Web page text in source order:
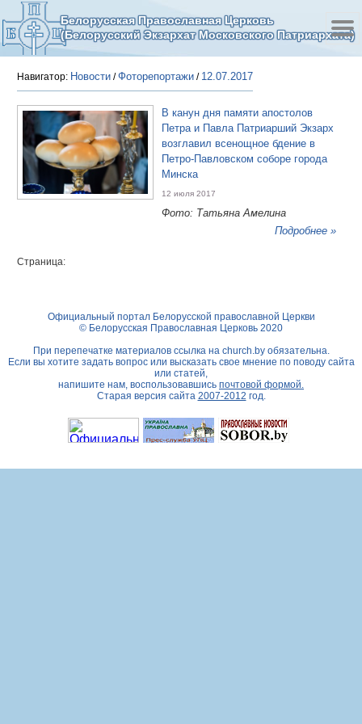
Белорусская Православная Церковь
(Белорусский Экзархат Московского Патриархата)
Навигатор: Новости /Фоторепортажи / 12.07.2017
В канун дня памяти апостолов
Петра и Павла Патриарший Экзарх
возглавил всенощное бдение в
Петро-Павловском соборе города
Минска
12 июля 2017
Фото: Татьяна Амелина
Подробнее »
Страница:
Официальный портал Белорусской православной Церкви
© Белорусская Православная Церковь 2020
При перепечатке материалов ссылка на church.byобязательна.
Если вы хотите задать вопрос или высказать свое мнение по поводу сайта
или статей,
напишите нам, воспользовавшись почтовой формой.
Старая версия сайта 2007-2012 год.